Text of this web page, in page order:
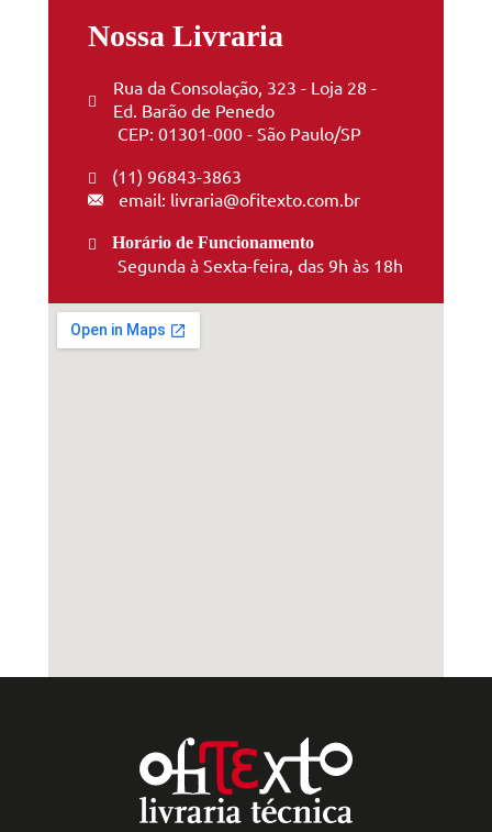
Nossa Livraria
Rua da Consolação, 323 - Loja 28 -
Ed. Barão de Penedo
CEP: 01301-000 - São Paulo/SP
(11) 96843-3863
email: livraria@ofitexto.com.br
Horário de Funcionamento
Segunda à Sexta-feira, das 9h às 18h